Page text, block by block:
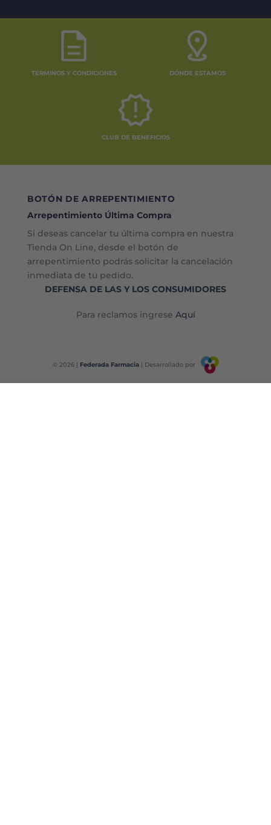
TÉRMINOS Y CONDICIONES DÓNDE ESTAMOS
CLUB DE BENEFICIOS
BOTÓN DE ARREPENTIMIENTO
Arrepentimiento Última Compra
Si deseas cancelar tu última compra en nuestra
Tienda On Line, desde el botón de
arrepentimiento podrás solicitar la cancelación
inmediata de tu pedido.
DEFENSA DE LAS Y LOS CONSUMIDORES
Para reclamos ingrese Aquí
© 2026 | Federada Farmacia| Desarrollado por